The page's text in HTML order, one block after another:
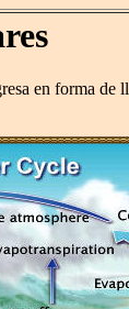
en forma de